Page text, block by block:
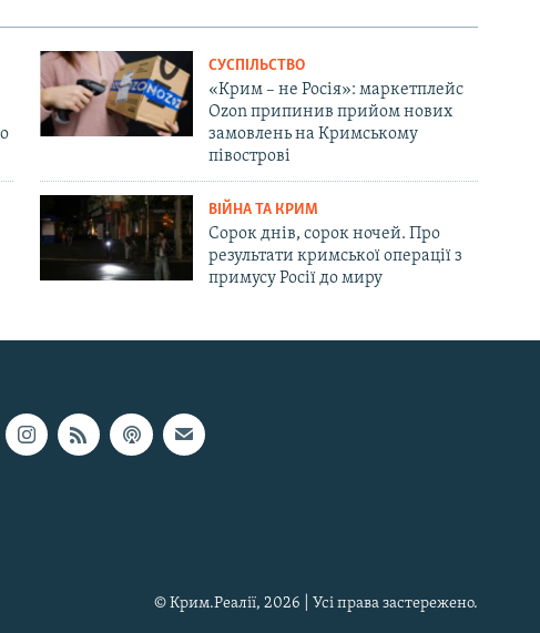
СУСПІЛЬСТВО
«Крим – не Росія»: маркетплейс
Ozon припинив прийом нових
замовлень на Кримському
півострові
ВІЙНА ТА КРИМ
Сорок днів, сорок ночей. Про
результати кримської операції з
примусу Росії до миру
© Крим.Реалії, 2026 | Усі права застережено.